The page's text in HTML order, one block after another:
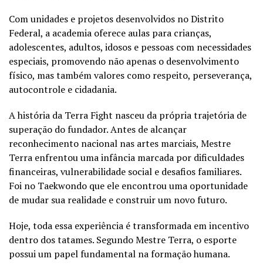
Com unidades e projetos desenvolvidos no Distrito
Federal, a academia oferece aulas para crianças,
adolescentes, adultos, idosos e pessoas com necessidades
especiais, promovendo não apenas o desenvolvimento
físico, mas também valores como respeito, perseverança,
autocontrole e cidadania.
A história da Terra Fight nasceu da própria trajetória de
superação do fundador. Antes de alcançar
reconhecimento nacional nas artes marciais, Mestre
Terra enfrentou uma infância marcada por dificuldades
financeiras, vulnerabilidade social e desafios familiares.
Foi no Taekwondo que ele encontrou uma oportunidade
de mudar sua realidade e construir um novo futuro.
Hoje, toda essa experiência é transformada em incentivo
dentro dos tatames. Segundo Mestre Terra, o esporte
possui um papel fundamental na formação humana.